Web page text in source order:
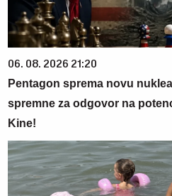
06. 08. 2026 21:20
Pentagon sprema novu
spremne za odgovor na
Kine!